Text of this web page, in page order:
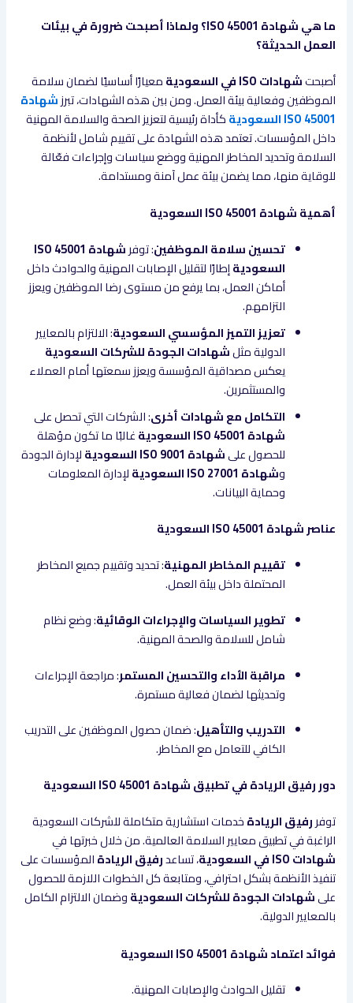
ما هي شهادة ISO 45001؟ ولماذا أصبحت ضرورة في بيئات
العمل الحديثة؟
أصبحتشهادات ISO في السعودية
معيارًا أساسيًا لضمان سلامة
الموظفين وفعالية بيئة العمل. ومن بين هذه الشهادات، تبرزشهادة
ISO 45001 السعودية
كأداة رئيسية لتعزيز الصحة والسلامة المهنية
داخل المؤسسات. تعتمد هذه الشهادة على تقييم شامل لأنظمة
السلامة وتحديد المخاطر المهنية ووضع سياسات وإجراءات فعّالة
للوقاية منها، مما يضمن بيئة عمل آمنة ومستدامة.
أهمية شهادة ISO 45001 السعودية
تحسين سلامة الموظفين: توفر
شهادة ISO 45001
السعوديةإطارًا لتقليل الإصابات المهنية والحوادث داخل
أماكن العمل، بما يرفع من مستوى رضا الموظفين ويعزز
التزامهم.
تعزيز التميز المؤسسي السعودية: الالتزام بالمعايير
الدولية مثلشهادات الجودة للشركات السعودية
يعكس مصداقية المؤسسة ويعزز سمعتها أمام العملاء
والمستثمرين.
التكامل مع شهادات أخرى: الشركات التي تحصل على
شهادة ISO 45001 السعودية
غالبًا ما تكون مؤهلة
للحصول علىشهادة ISO 9001 السعودية
لإدارة الجودة
وشهادة ISO 27001 السعودية
لإدارة المعلومات
وحماية البيانات.
عناصر شهادة ISO 45001 السعودية
تقييم المخاطر المهنية: تحديد وتقييم جميع المخاطر
المحتملة داخل بيئة العمل.
تطوير السياسات والإجراءات الوقائية: وضع نظام
شامل للسلامة والصحة المهنية.
مراقبة الأداء والتحسين المستمر: مراجعة الإجراءات
وتحديثها لضمان فعالية مستمرة.
التدريب والتأهيل: ضمان حصول الموظفين على التدريب
الكافي للتعامل مع المخاطر.
دور رفيق الريادة في تطبيق شهادة ISO 45001 السعودية
توفررفيق الريادةخدمات استشارية متكاملة للشركات السعودية
الراغبة في تطبيق معايير السلامة العالمية. من خلال خبرتها في
شهادات ISO في السعودية
، تساعدرفيق الريادةالمؤسسات على
تنفيذ الأنظمة بشكل احترافي، ومتابعة كل الخطوات اللازمة للحصول
علىشهادات الجودة للشركات السعوديةوضمان الالتزام الكامل
بالمعايير الدولية.
فوائد اعتماد شهادة ISO 45001 السعودية
تقليل الحوادث والإصابات المهنية.